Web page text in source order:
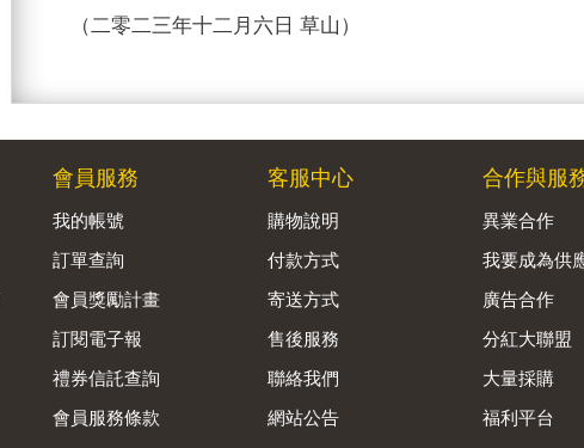
（二零二三年十二月六日 草山）
會員服務
我的帳號
訂單查詢
會員獎勵計畫
訂閱電子報
禮券信託查詢
會員服務條款
客服中心
購物說明
付款方式
寄送方式
售後服務
聯絡我們
網站公告
合作與服
異業合作
我要成為供
廣告合作
分紅大聯盟
大量採購
福利平台